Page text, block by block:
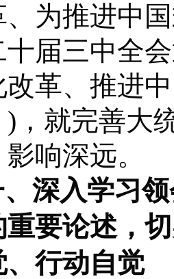
、为推进中
十届三中全
改革、推进
)，就完善大
响深远。
深入学习
重要论述，
、行动自觉